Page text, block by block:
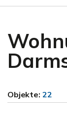
Objekte: 22